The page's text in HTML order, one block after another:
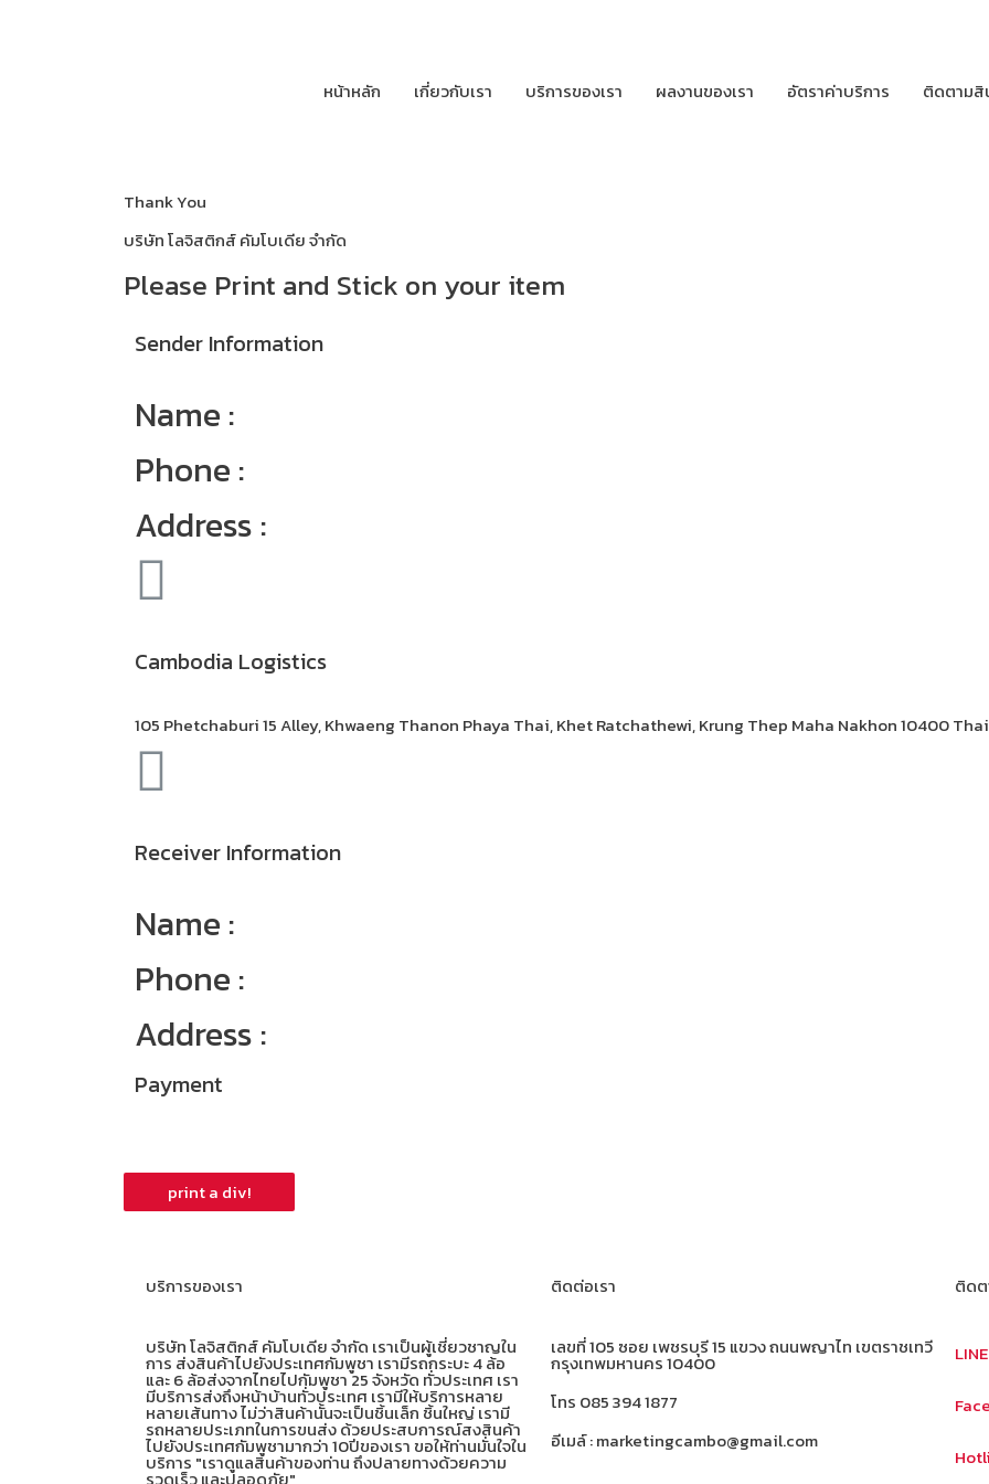
หน้าหลัก เกี่ยวกับเรา บริการของเรา ผลงานของเรา อัตราค่าบริการ ติดตามสิ
Thank You
บริษัท โลจิสติกส์ คัมโบเดีย จำกัด
Please Print and Stick on your item
Sender Information
Name :
Phone :
Address :
Cambodia Logistics
105 Phetchaburi 15 Alley, Khwaeng Thanon Phaya Thai, Khet Ratchathewi, Krung Thep Maha Nakhon 10400
Receiver Information
Name :
Phone :
Address :
Payment
บริการของเรา
บริษัท โลจิสติกส์ คัมโบเดีย จำกัด เราเป็นผู้เชี่ยวชาญใน
การ ส่งสินค้าไปยังประเทศกัมพูชา เรามีรถกระบะ 4 ล้อ
และ 6 ล้อส่งจากไทยไปกัมพูชา 25 จังหวัด ทั่วประเทศ เรา
มีบริการส่งถึงหน้าบ้านทั่วประเทศ เรามีให้บริการหลาย
หลายเส้นทาง ไม่ว่าสินค้านั้นจะเป็นชิ้นเล็ก ชิ้นใหญ่ เรามี
รถหลายประเภทในการขนส่ง ด้วยประสบการณ์สงสินค้า
ไปยังประเทศกัมพูชามากว่า 10ปีของเรา ขอให้ท่านมั่นใจใน
บริการ "เราดูแลสินค้าของท่าน ถึงปลายทางด้วยความ
ติดต่อเรา
เลขที่ 105 ซอย เพชรบุรี 15 แขวง ถนนพญาไท เขตราชเทวี
กรุงเทพมหานคร 10400
โทร 085 394 1877
อีเมล์ : marketingcambo@gmail.com
ติดต